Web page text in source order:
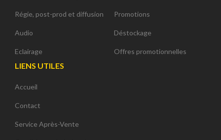
Régie, post-prod et diffusion
Audio
Eclairage
Promotions
Déstockage
Offres promotionnelles
LIENS UTILES
Accueil
Contact
Service Après-Vente